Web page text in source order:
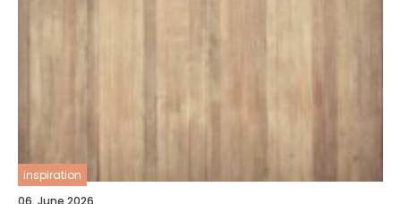
inspiration
06. June 2026